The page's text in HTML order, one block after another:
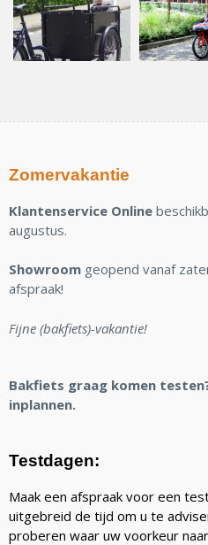
Zomervakantie
Klantenservice Online
augustus.
Showroom geopend vanaf
afspraak!
Fijne (bakfiets)-vakantie!
Bakfiets graag komen
inplannen.
Testdagen:
Maak een afspraak voor een
uitgebreid de tijd om u te
proberen waar uw voorkeur